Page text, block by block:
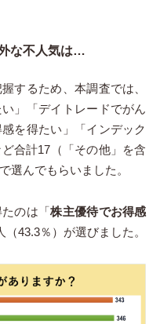
な不人気は…
するため、本調査では、
」「デイトレードでがん
を得たい」「インデック
合計17（「その他」を含
選んでもらいました。
のは「株主優待でお得感
43.3％）が選びました。